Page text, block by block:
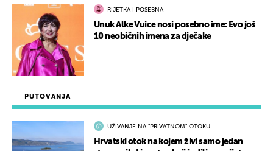
PUTOVANJA
UŽIVANJE NA "PRIVATNOM" OTOKU
Hrvatski otok na kojem živi samo jedan
RIJETKA I POSEBNA
Unuk Alke Vuice nosi posebno ime: Evo još
10 neobičnih imena za dječake